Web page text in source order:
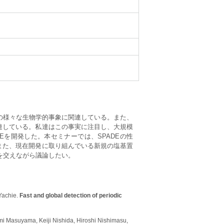
々な生物学的事象に関連している。また、
ている。私達はこの事実に注目し、大規模
開発した。本セミナーでは、SPADEの性
、現在開発に取り組んでいる新規の塩基置
えながら議論したい。
Fast and global detection of periodic
Masuyama, Keiji Nishida, Hiroshi Nishimasu,